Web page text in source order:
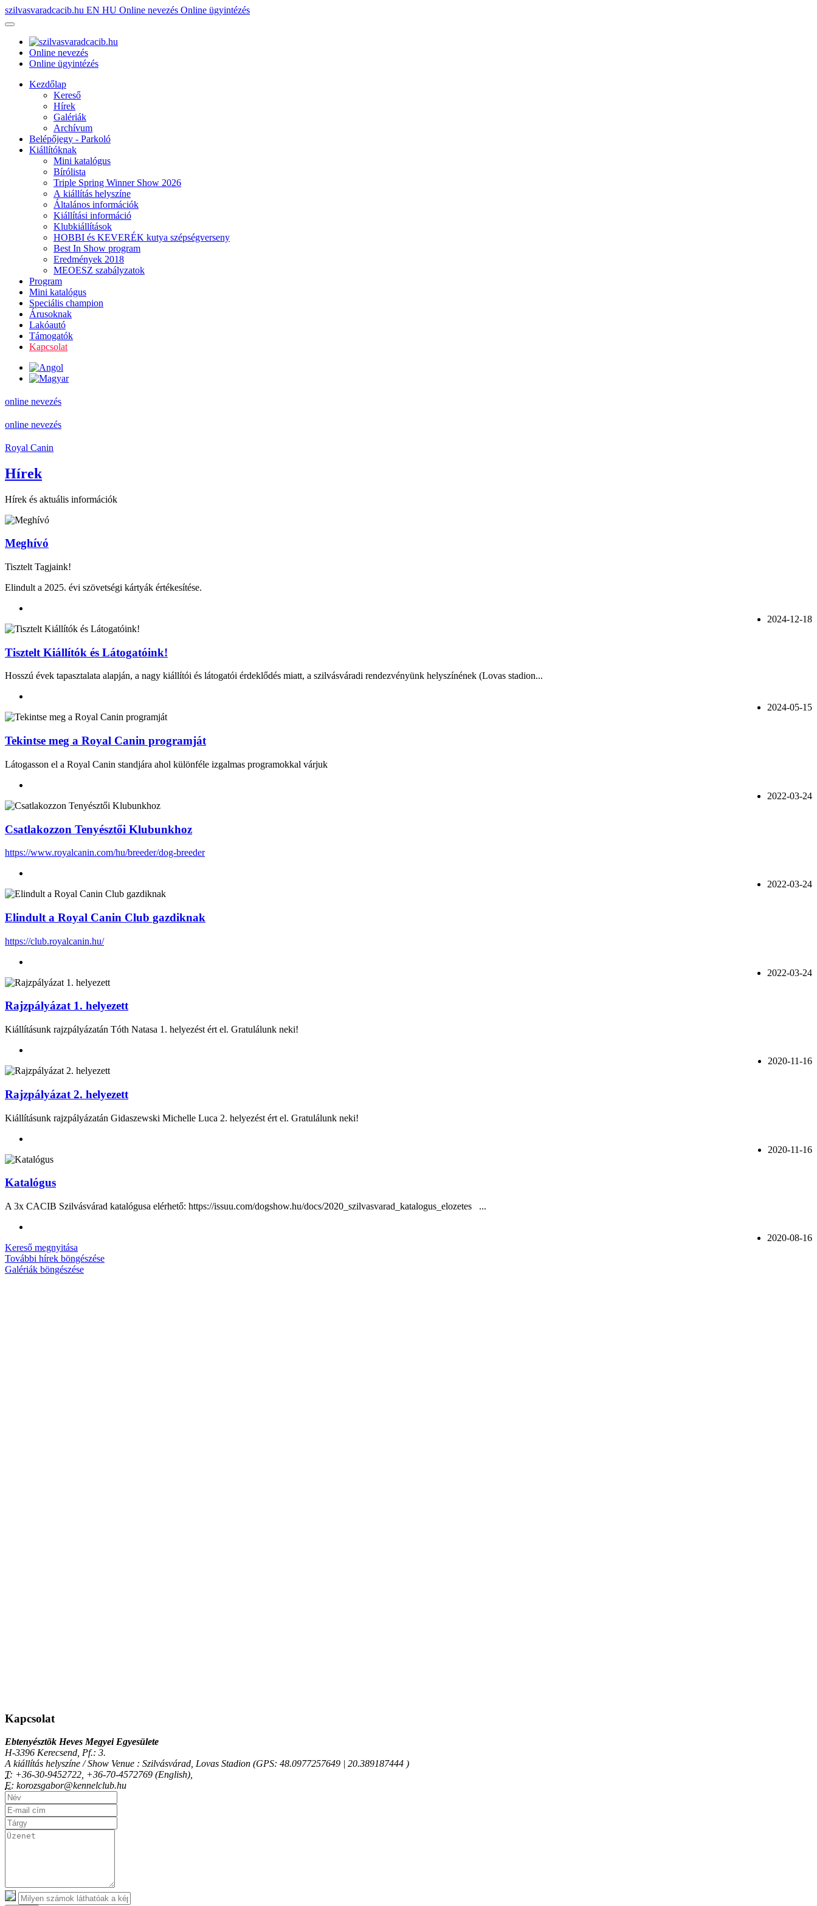
szilvasvaradcacib.hu EN HU Online nevezés Online ügyintézés
Online nevezés
Online ügyintézés
Kezdőlap
Kereső
Hírek
Galériák
Archívum
Belépőjegy - Parkoló
Kiállítóknak
Mini katalógus
Bírólista
Triple Spring Winner Show 2026
A kiállítás helyszíne
Általános információk
Kiállítási információ
Klubkiállítások
HOBBI és KEVERÉK kutya szépségverseny
Best In Show program
Eredmények 2018
MEOESZ szabályzatok
Program
Mini katalógus
Speciális champion
Árusoknak
Lakóautó
Támogatók
Kapcsolat
online nevezés
online nevezés
Royal Canin
Hírek
Hírek és aktuális információk
Meghívó
Tisztelt Tagjaink!
Elindult a 2025. évi szövetségi kártyák értékesítése.
2024-12-18
Tisztelt Kiállítók és Látogatóink!
Hosszú évek tapasztalata alapján, a nagy kiállítói és látogatói érdeklődés miatt, a szilvásváradi rendezvényünk helyszínének (Lovas stadion...
2024-05-15
Tekintse meg a Royal Canin programját
Látogasson el a Royal Canin standjára ahol különféle izgalmas programokkal várjuk
2022-03-24
Csatlakozzon Tenyésztői Klubunkhoz
https://www.royalcanin.com/hu/breeder/dog-breeder
2022-03-24
Elindult a Royal Canin Club gazdiknak
https://club.royalcanin.hu/
2022-03-24
Rajzpályázat 1. helyezett
Kiállításunk rajzpályázatán Tóth Natasa 1. helyezést ért el. Gratulálunk neki!
2020-11-16
Rajzpályázat 2. helyezett
Kiállításunk rajzpályázatán Gidaszewski Michelle Luca 2. helyezést ért el. Gratulálunk neki!
2020-11-16
Katalógus
A 3x CACIB Szilvásvárad katalógusa elérhető: https://issuu.com/dogshow.hu/docs/2020_szilvasvarad_katalogus_elozetes ...
2020-08-16
Kereső megnyitása
További hírek böngészése
Galériák böngészése
Kapcsolat
Ebtenyésztõk Heves Megyei Egyesülete
H-3396 Kerecsend, Pf.: 3.
A kiállítás helyszíne / Show Venue : Szilvásvárad, Lovas Stadion (GPS: 48.0977257649 | 20.389187444 )
T: +36-30-9452722, +36-70-4572769 (English),
E: korozsgabor@kennelclub.hu